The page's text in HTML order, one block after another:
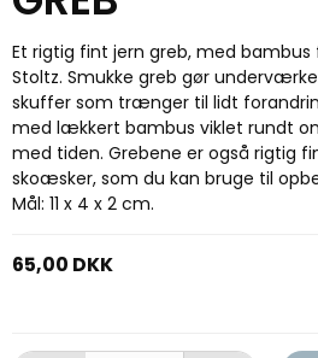
Et rigtig fint jern greb, med bambus
Stoltz. Smukke greb gør
skuffer som trænger til lidt
med lækkert bambus viklet rundt
med tiden. Grebene er også rigtig
skoæsker, som du kan bruge til
Mål: 11 x 4 x 2 cm.
65,00 DKK